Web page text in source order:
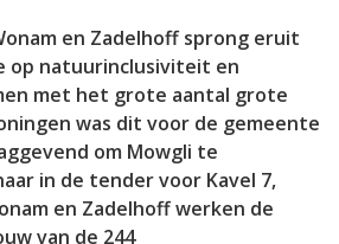
en Zadelhoff sprong eruit
op natuurinclusiviteit en
met het grote aantal grote
was dit voor de gemeente
om Mowgli te
in de tender voor Kavel 7,
en Zadelhoff werken de
van de 244